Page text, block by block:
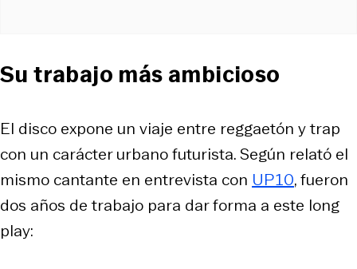
Su trabajo más ambicioso
El disco expone un viaje entre reggaetón y trap
con un carácter urbano futurista. Según relató el
mismo cantante en entrevista con UP10, fueron
dos años de trabajo para dar forma a este long
play: